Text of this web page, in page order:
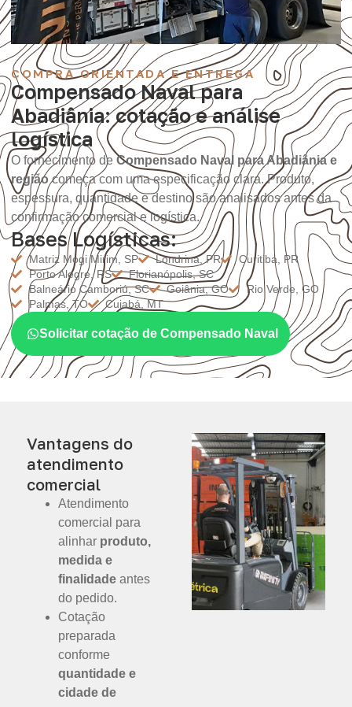
COMPRA ORIENTADA E ENTREGA
Compensado Naval para
Abadiânia: cotação e análise
logística
O fornecimento de Compensado Naval para Abadiânia e
regiãocomeça com uma especificação clara. Produto,
espessura, quantidade e destino são analisados antes da
confirmação comercial e logística.
Bases Logísticas:
Matriz Mogi Mirim, SP Londrina, PR
Curitiba, PR
Porto Alegre, RS
Florianópolis, SC
Balneário Camboriú, SC
Goiânia, GO
Rio Verde, GO
Palmas, TO
Cuiabá, MT
Solicitar cotação de Compensado Naval
Vantagens do
atendimento
comercial
Atendimento
comercial para
alinhar produto,
medida e
finalidade antes
do pedido.
Cotação
preparada
conforme
quantidade e
cidade de